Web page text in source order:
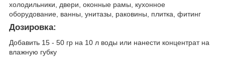
холодильники, двери, оконные рамы, кухонное
оборудование, ванны, унитазы, раковины, плитка, фитинг
Дозировка:
Добавить 15 - 50 гр на 10 л воды или нанести концентрат на
влажную губку